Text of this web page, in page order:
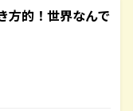
的！世界なんで